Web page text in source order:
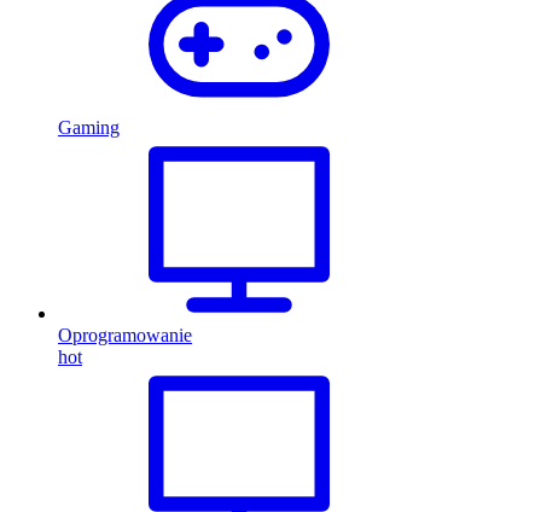
Gaming
Oprogramowanie
hot